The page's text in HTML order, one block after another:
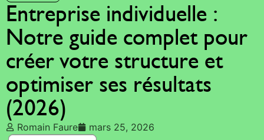
Entreprise individuelle :
Notre guide complet pour
créer votre structure et
optimiser ses résultats
(2026)
Romain Faure mars 25, 2026